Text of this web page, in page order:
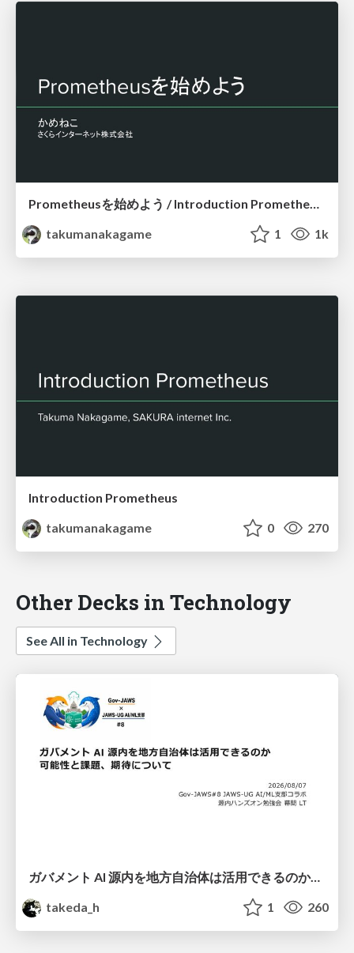
Prometheusを始めよう / Introduction Prometheus ja
takumanakagame
1 1k
Introduction Prometheus
takumanakagame
0 270
Other Decks in Technology
See All in Technology
ガバメント AI 源内を地方自治体は活用できるのか 可能性と課題、期待について
takeda_h
1 260